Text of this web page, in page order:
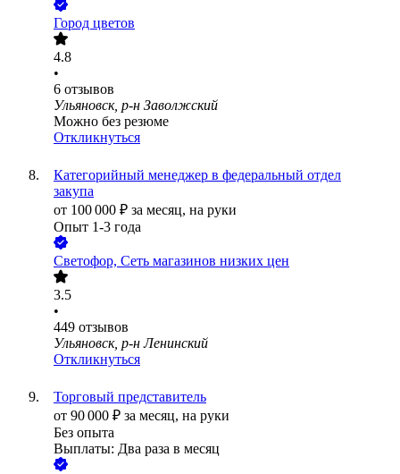
Город цветов
4.8
•
6 отзывов
Ульяновск, р-н Заволжский
Можно без резюме
Откликнуться
Категорийный менеджер в федеральный отдел
закупа
от 100 000 ₽ за месяц, на руки
Опыт 1-3 года
Светофор, Сеть магазинов низких цен
3.5
•
449 отзывов
Ульяновск, р-н Ленинский
Откликнуться
Торговый представитель
от 90 000 ₽ за месяц, на руки
Без опыта
Выплаты: Два раза в месяц